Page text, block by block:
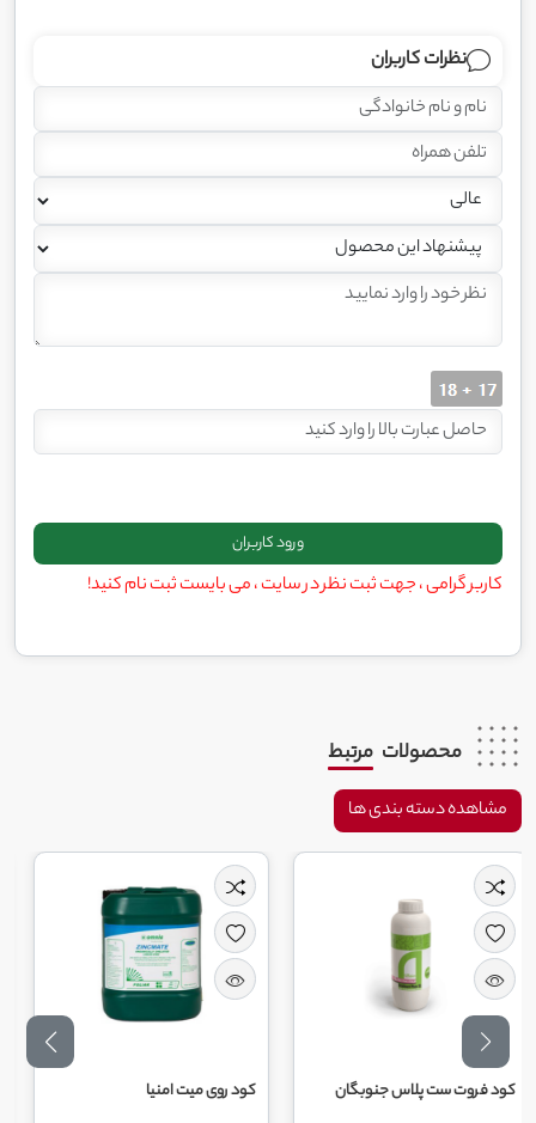
نظرات کاربران
کاربر گرامی ، جهت ثبت نظر در سایت ، می بایست ثبت نام کنید!
محصولات مرتبط
مشاهده دسته بندی ها
پلاس جنوبگان کود روی میت امنیا